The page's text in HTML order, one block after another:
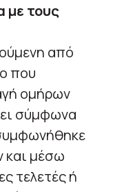
με τους
από
που
ομήρων
σύμφωνα
και μέσω
τελετές ή